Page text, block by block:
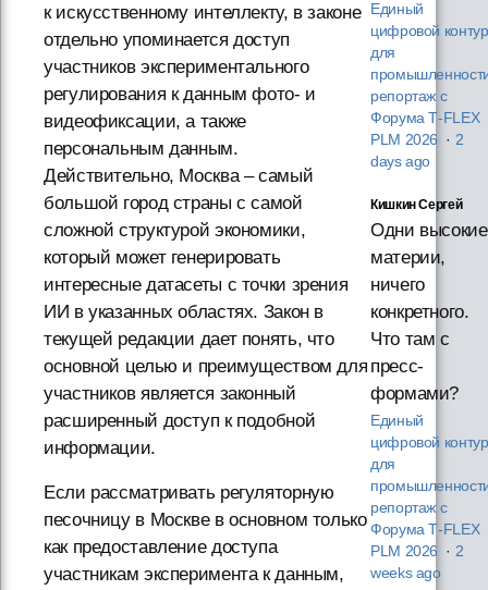
к искусственному интеллекту, в законе
отдельно упоминается доступ
участников экспериментального
регулирования к данным фото- и
видеофиксации, а также
персональным данным.
Действительно, Москва – самый
большой город страны с самой
сложной структурой экономики,
который может генерировать
интересные датасеты с точки зрения
ИИ в указанных областях. Закон в
текущей редакции дает понять, что
основной целью и преимуществом для
участников является законный
расширенный доступ к подобной
информации.
Если рассматривать регуляторную
песочницу в Москве в основном только
как предоставление доступа
участникам эксперимента к данным,
Единый
цифровой контур
для
репортаж с
Форума T‑FLEX
PLM 2026 · 2
days ago
Кишкин Сергей
Одни высокие
материи,
ничего
конкретного.
Что там с
пресс-
формами?
Единый
цифровой контур
для
репортаж с
Форума T‑FLEX
PLM 2026 · 2
weeks ago